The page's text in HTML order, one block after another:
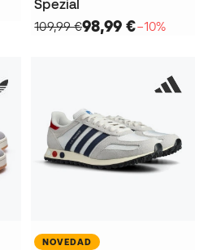
Spezial
109,99 €98,99 €−10%
NOVEDAD